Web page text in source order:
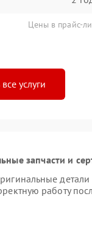
Цены в прайс-
услуги
запчасти и
работу